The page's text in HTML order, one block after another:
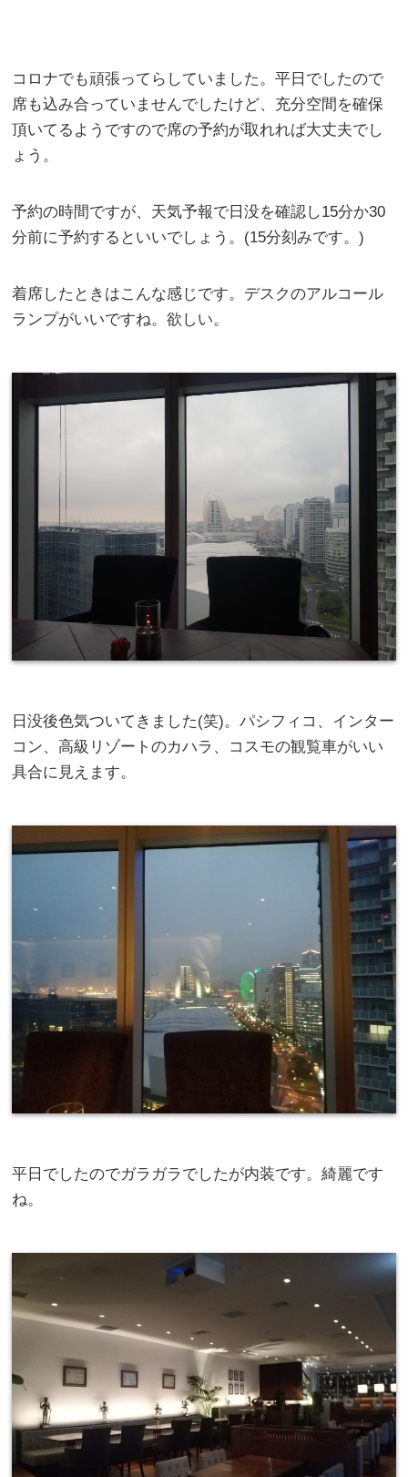
コロナでも頑張ってらしていました。平日でしたので
席も込み合っていませんでしたけど、充分空間を確保
頂いてるようですので席の予約が取れれば大丈夫でし
ょう。
予約の時間ですが、天気予報で日没を確認し15分か30
分前に予約するといいでしょう。(15分刻みです。)
着席したときはこんな感じです。デスクのアルコール
ランプがいいですね。欲しい。
日没後色気ついてきました(笑)。パシフィコ、インター
コン、高級リゾートのカハラ、コスモの観覧車がいい
具合に見えます。
平日でしたのでガラガラでしたが内装です。綺麗です
ね。